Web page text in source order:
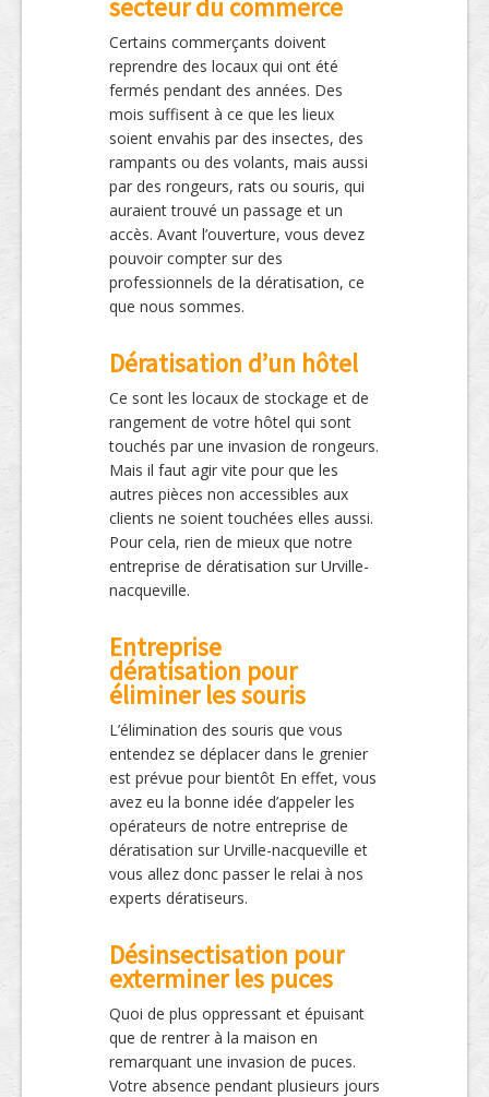
secteur du commerce
Certains commerçants doivent
reprendre des locaux qui ont été
fermés pendant des années. Des
mois suffisent à ce que les lieux
soient envahis par des insectes, des
rampants ou des volants, mais aussi
par des rongeurs, rats ou souris, qui
auraient trouvé un passage et un
accès. Avant l’ouverture, vous devez
pouvoir compter sur des
professionnels de la dératisation, ce
que nous sommes.
Dératisation d’un hôtel
Ce sont les locaux de stockage et de
rangement de votre hôtel qui sont
touchés par une invasion de rongeurs.
Mais il faut agir vite pour que les
autres pièces non accessibles aux
clients ne soient touchées elles aussi.
Pour cela, rien de mieux que notre
entreprise de dératisation sur Urville-
nacqueville.
Entreprise
dératisation pour
éliminer les souris
L’élimination des souris que vous
entendez se déplacer dans le grenier
est prévue pour bientôt En effet, vous
avez eu la bonne idée d’appeler les
opérateurs de notre entreprise de
dératisation sur Urville-nacqueville et
vous allez donc passer le relai à nos
experts dératiseurs.
Désinsectisation pour
exterminer les puces
Quoi de plus oppressant et épuisant
que de rentrer à la maison en
remarquant une invasion de puces.
Votre absence pendant plusieurs jours